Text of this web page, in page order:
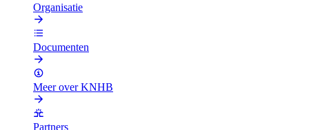
Organisatie
Documenten
Meer over KNHB
Partners